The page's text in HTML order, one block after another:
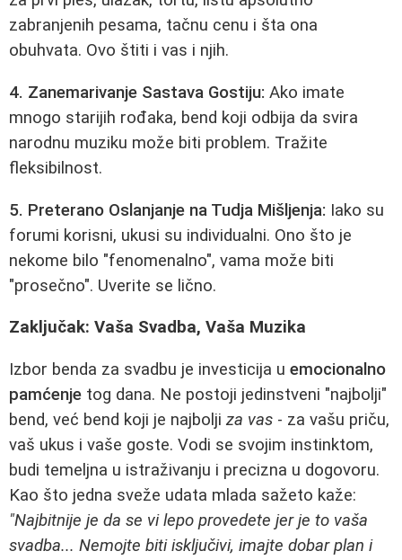
zabranjenih pesama, tačnu cenu i šta ona
obuhvata. Ovo štiti i vas i njih.
4. Zanemarivanje Sastava Gostiju: Ako imate
mnogo starijih rođaka, bend koji odbija da svira
narodnu muziku može biti problem. Tražite
fleksibilnost.
5. Preterano Oslanjanje na Tudja Mišljenja: Iako su
forumi korisni, ukusi su individualni. Ono što je
nekome bilo "fenomenalno", vama može biti
"prosečno". Uverite se lično.
Zaključak: Vaša Svadba, Vaša Muzika
Izbor benda za svadbu je investicija u emocionalno
pamćenje tog dana. Ne postoji jedinstveni "najbolji"
bend, već bend koji je najbolji za vas - za vašu priču,
vaš ukus i vaše goste. Vodi se svojim instinktom,
budi temeljna u istraživanju i precizna u dogovoru.
Kao što jedna sveže udata mlada sažeto kaže:
"Najbitnije je da se vi lepo provedete jer je to vaša
svadba... Nemojte biti isključivi, imajte dobar plan i